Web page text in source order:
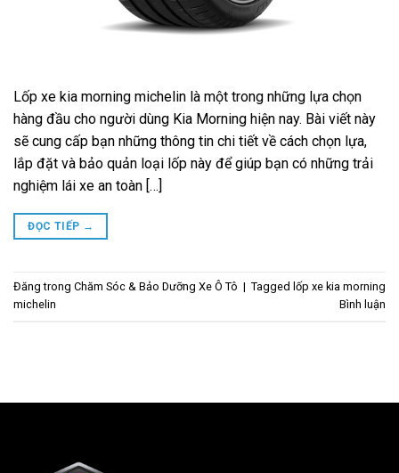
Lốp xe kia morning michelin là một trong những lựa chọn
hàng đầu cho người dùng Kia Morning hiện nay. Bài viết này
sẽ cung cấp bạn những thông tin chi tiết về cách chọn lựa,
lắp đặt và bảo quản loại lốp này để giúp bạn có những trải
nghiệm lái xe an toàn […]
ĐỌC TIẾP →
Đăng trong Chăm Sóc & Bảo Dưỡng Xe Ô Tô | Tagged lốp xe kia morning
michelin
Bình luận